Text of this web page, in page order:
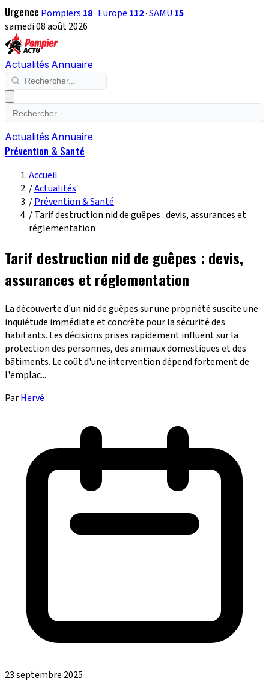
Urgence Pompiers 18· Europe 112·SAMU 15
samedi 08 août 2026
Actualités Annuaire
Actualités Annuaire
Prévention & Santé
Accueil
/Actualités
/Prévention & Santé
/Tarif destruction nid de guêpes : devis, assurances et
réglementation
Tarif destruction nid de guêpes : devis,
assurances et réglementation
La découverte d'un nid de guêpes sur une propriété suscite une
inquiétude immédiate et concrète pour la sécurité des
habitants. Les décisions prises rapidement influent sur la
protection des personnes, des animaux domestiques et des
bâtiments. Le coût d'une intervention dépend fortement de
l'emplac...
ParHervé
23 septembre 2025